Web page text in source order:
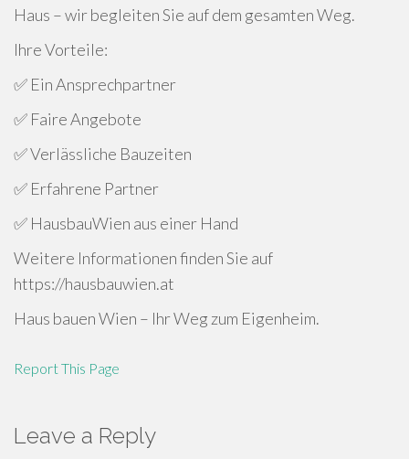
Haus – wir begleiten Sie auf dem gesamten Weg.
Ihre Vorteile:
✅ Ein Ansprechpartner
✅ Faire Angebote
✅ Verlässliche Bauzeiten
✅ Erfahrene Partner
✅ HausbauWien aus einer Hand
Weitere Informationen finden Sie auf
https://hausbauwien.at
Haus bauen Wien – Ihr Weg zum Eigenheim.
Report This Page
Leave a Reply